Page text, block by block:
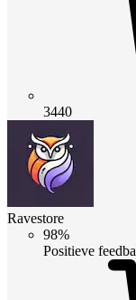
3440
Ravestore
98%
Positieve